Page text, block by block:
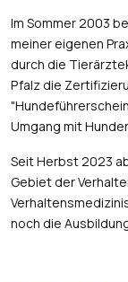
Im Sommer 2003
meiner eigenen
durch die
Pfalz die
Umgang mit
Seit Herbst 2023
Gebiet der
noch die